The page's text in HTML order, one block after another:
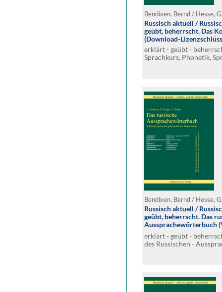
Russisch aktuell /
geübt, beherrscht. Das
(Download-
erklärt - geübt -
Sprachkurs, Phonetik,
Russisch aktuell /
geübt, beherrscht. Das
Aussprachewörterbuch
Download-
erklärt - geübt -
des Russischen -